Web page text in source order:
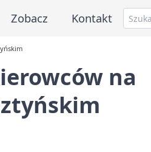
Zobacz Kontakt
na